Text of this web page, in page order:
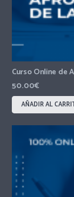
Curso Online de
50.00€
AÑADIR AL